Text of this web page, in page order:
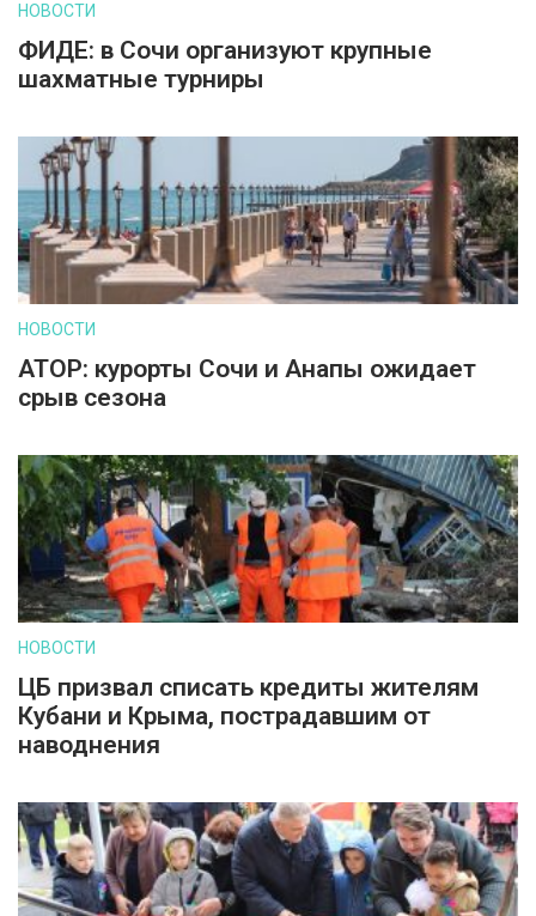
НОВОСТИ
ФИДЕ: в Сочи организуют крупные
шахматные турниры
НОВОСТИ
АТОР: курорты Сочи и Анапы ожидает
срыв сезона
НОВОСТИ
ЦБ призвал списать кредиты жителям
Кубани и Крыма, пострадавшим от
наводнения